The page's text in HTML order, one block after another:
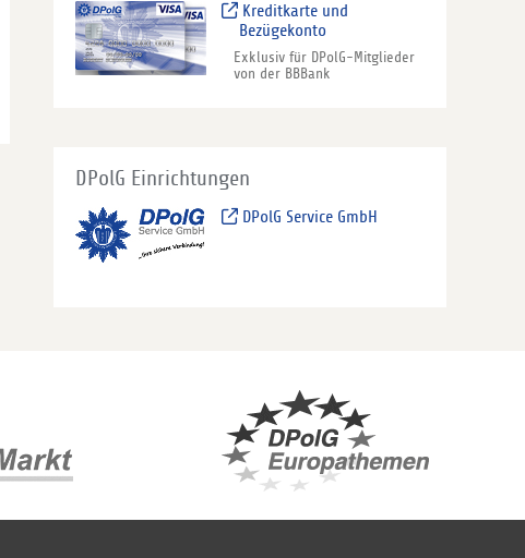
Kreditkarte und
Bezügekonto
Exklusiv für DPolG-Mitglieder
von der BBBank
DPolG Einrichtungen
DPolG Service GmbH